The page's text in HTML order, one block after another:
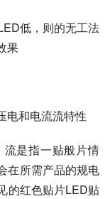
低，则的无工法
果
电和电流流特性
是指一贴般片情
在所需产品的规电
的红色贴片LED贴